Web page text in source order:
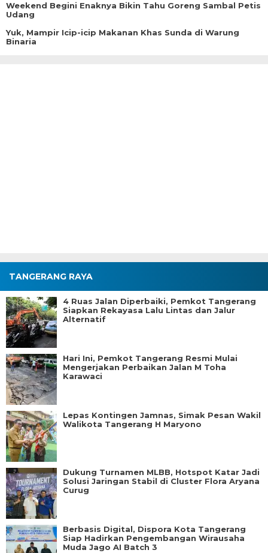
Weekend Begini Enaknya Bikin Tahu Goreng Sambal Petis
Udang
Yuk, Mampir Icip-icip Makanan Khas Sunda di Warung
Binaria
TANGERANG RAYA
4 Ruas Jalan Diperbaiki, Pemkot Tangerang
Siapkan Rekayasa Lalu Lintas dan Jalur
Alternatif
Hari Ini, Pemkot Tangerang Resmi Mulai
Mengerjakan Perbaikan Jalan M Toha
Karawaci
Lepas Kontingen Jamnas, Simak Pesan Wakil
Walikota Tangerang H Maryono
Dukung Turnamen MLBB, Hotspot Katar Jadi
Solusi Jaringan Stabil di Cluster Flora Aryana
Curug
Berbasis Digital, Dispora Kota Tangerang
Siap Hadirkan Pengembangan Wirausaha
Muda Jago AI Batch 3